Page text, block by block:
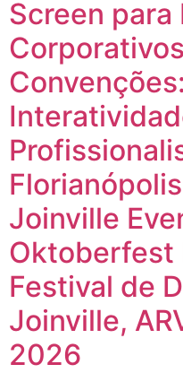
Screen para
Joinville
Oktoberfest
Festival de
Joinville,
2026